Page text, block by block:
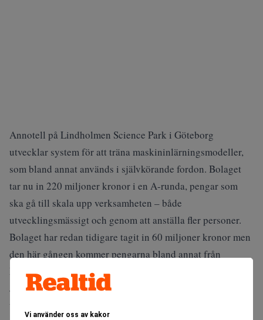
Vi använder oss av kakor
Annotell på Lindholmen Science Park i Göteborg
utvecklar system för att träna maskininlärningsmodeller,
som bland annat används i självkörande fordon. Bolaget
tar nu in 220 miljoner kronor i en A-runda, pengar som
ska gå till skala upp verksamheten – både
utvecklingsmässigt och genom att anställa fler personer.
Bolaget har redan tidigare tagit in 60 miljoner kronormen
den här gången kommer pengarna bland annat från
NordicNinja och Metaplanet, med Skypes medgrundare
Jaan Tallinn i spetsen. Dessutom deltar även Annotells
tidigare investerare i form av Ernström & Co samt Stena